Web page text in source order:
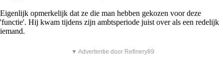
Eigenlijk opmerkelijk dat ze die man hebben gekozen voor deze
'functie'. Hij kwam tijdens zijn ambtsperiode juist over als een redelijk
iemand.
▼ Advertentie door Refinery89